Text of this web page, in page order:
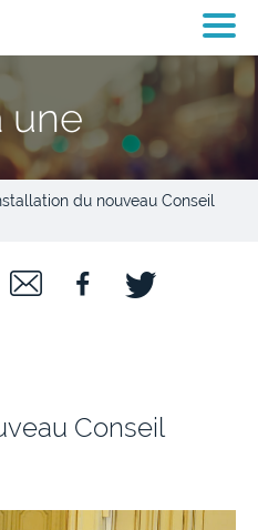
une
du nouveau Conseil
Conseil